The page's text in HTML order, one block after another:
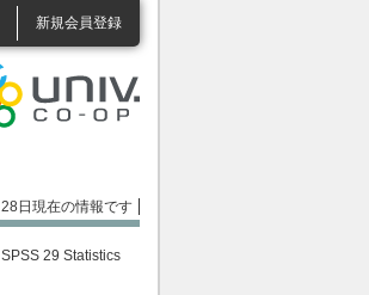
新規会員登録
日現在の情報です
29 Statistics